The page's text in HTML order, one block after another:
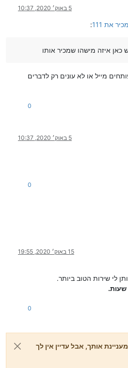
5 באוק׳ 2020, 10:37
את 111 :
כאן איזה מישהו שמכיר אותו
מייל או לא עונים רק לדברים
0
5 באוק׳ 2020, 10:37
0
15 באוק׳ 2020, 19:55
לי שירות הטוב ביותר.
0
אותך, אבל עדיין אין לך